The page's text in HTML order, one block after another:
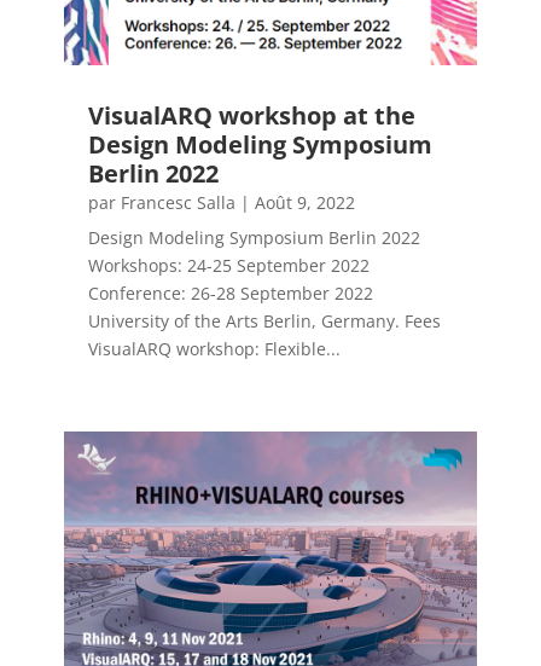
VisualARQ workshop at the
Design Modeling Symposium
Berlin 2022
par Francesc Salla |Août 9, 2022
Design Modeling Symposium Berlin 2022
Workshops: 24-25 September 2022
Conference: 26-28 September 2022
University of the Arts Berlin, Germany. Fees
VisualARQ workshop: Flexible...